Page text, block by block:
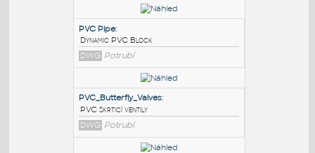
PODOBNÉ BLOKY:
PVC Pipe
Dynamic PVC Block